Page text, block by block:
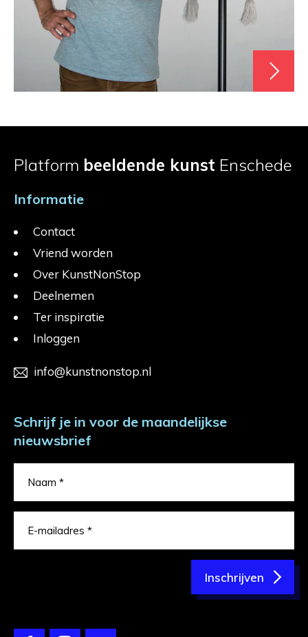
Platform beeldende kunst Enschede
Informatie
Contact
Vriend worden
Over KunstNonStop
Deelnemen
Ter inspiratie
Inloggen
info@kunstnonstop.nl
Schrijf je in voor de maandelijkse
nieuwsbrief
Inschrijven